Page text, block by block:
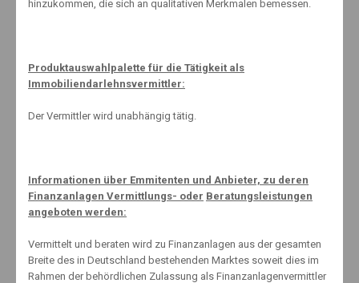
Allerdings verlängern sich die Fristen auch. Ab dem 1. Mai gelten
Ordnungswidrigkeiten, fünf Jahren bei groben Ordnungswidrigkeiten
Für alle bisherigen Verkehrssünder gibt es zudem eine schlechte
einfach, die bis einschließlich dem 30.04.2014 angesammelt wurden.
Sie werden umgerechnet und in das neue System überführt.
hinzukommen, die sich an qualitativen Merkmalen bemessen.
Produktauswahlpalette für die Tätigkeit als
Immobiliendarlehnsvermittler:
Der Vermittler wird unabhängig tätig.
Informationen über Emmitenten und Anbieter, zu deren
Finanzanlagen Vermittlungs- oder Beratungsleistungen
angeboten werden:
Vermittelt und beraten wird zu Finanzanlagen aus der gesamten
Breite des in Deutschland bestehenden Marktes soweit dies im
Rahmen der behördlichen Zulassung als Finanzanlagenvermittler